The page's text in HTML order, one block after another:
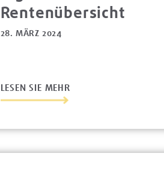
Rentenübersicht
28. MÄRZ 2024
LESEN SIE MEHR